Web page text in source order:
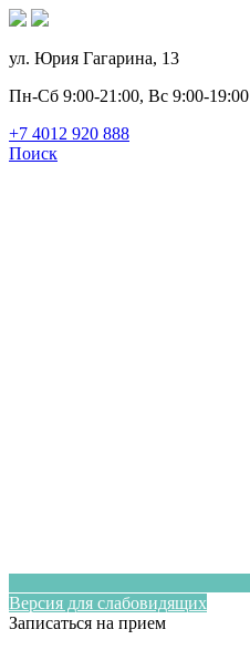
ул. Юрия Гагарина, 13
Пн-Сб 9:00-21:00, Вс 9:00-19:00
+7 4012 920 888
Поиск
Версия для слабовидящих
Записаться на прием